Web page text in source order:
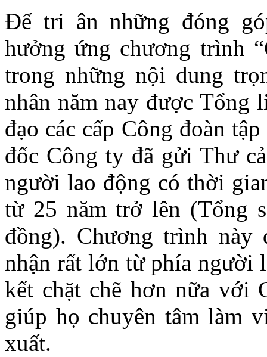
Để tri ân những đóng
hưởng ứng chương trình
trong những nội dung
nhân năm nay được Tổng
đạo các cấp Công đoàn
đốc Công ty đã gửi Thư
người lao động có thời
từ 25 năm trở lên (Tổng
đồng). Chương trình này
nhận rất lớn từ phía người
kết chặt chẽ hơn nữa với
giúp họ chuyên tâm làm
xuất.